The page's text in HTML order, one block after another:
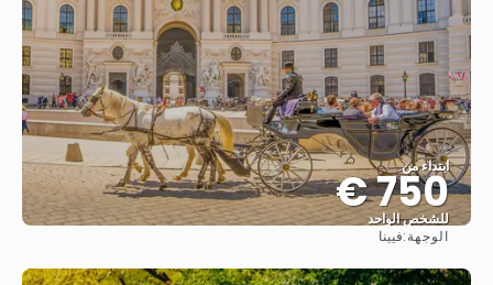
ابتداء من
750 €
للشخص الواحد
الوجهة:فيينا